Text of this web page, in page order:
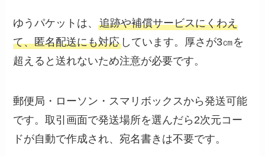
ゆうパケットは、追跡や補償サービスにくわえ
て、匿名配送にも対応 しています。厚さが3㎝を
超えると送れないため注意が必要です。
郵便局・ローソン・スマリボックスから発送可能
です。取引画面で発送場所を選んだら2次元コー
ドが自動で作成され、宛名書きは不要です。